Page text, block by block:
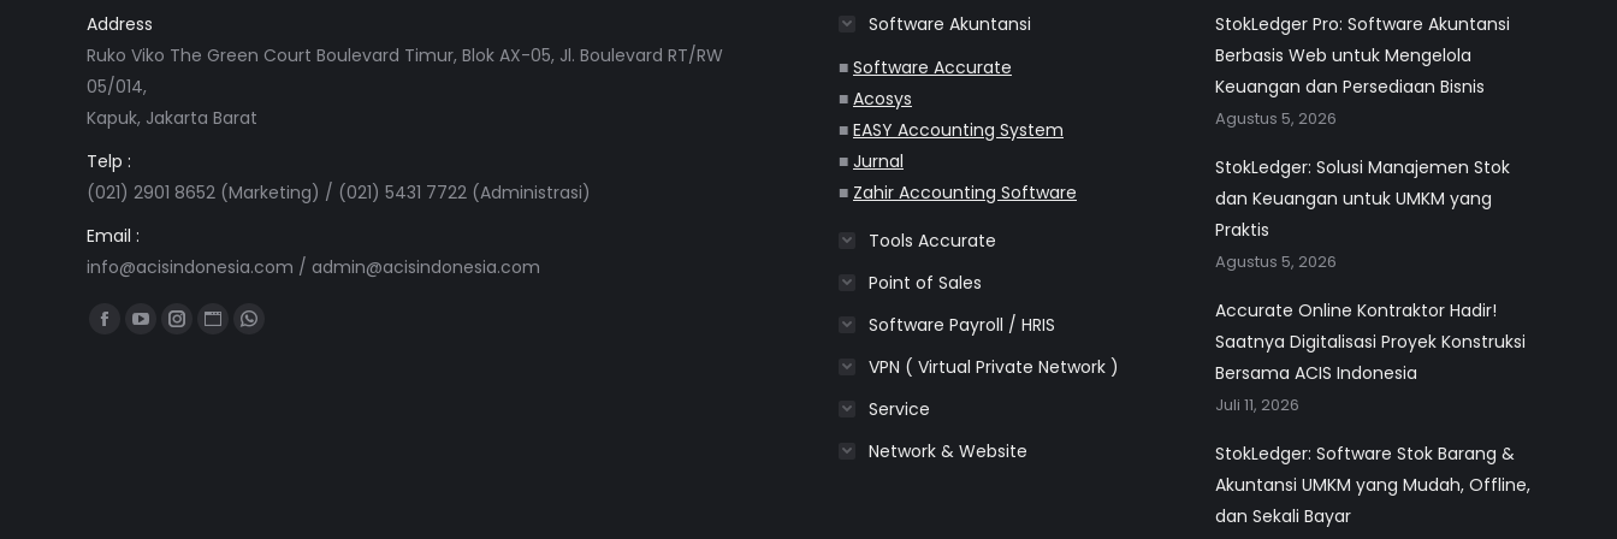
Address
Ruko Viko The Green Court Boulevard Timur, Blok AX-05, Jl. Boulevard RT/RW
05/014,
Kapuk, Jakarta Barat
Telp :
(021) 2901 8652 (Marketing) / (021) 5431 7722 (Administrasi)
Email :
info@acisindonesia.com / admin@acisindonesia.com
Find us on:
FacebookYouTube
Instagram
WebsiteWhatsapp
Software Akuntansi
■ Software Accurate
■ Acosys
■ EASY Accounting System
■ Jurnal
■ Zahir Accounting Software
Tools Accurate
Point of Sales
Software Payroll / HRIS
VPN ( Virtual Private Network )
Service
Network & Website
StokLedger Pro: Software Akuntansi
Berbasis Web untuk Mengelola
Keuangan dan Persediaan Bisnis
Agustus 5, 2026
StokLedger: Solusi Manajemen Stok
dan Keuangan untuk UMKM yang
Praktis
Agustus 5, 2026
Accurate Online Kontraktor Hadir!
Saatnya Digitalisasi Proyek Konstruksi
Bersama ACIS Indonesia
Juli 11, 2026
StokLedger: Software Stok Barang &
Akuntansi UMKM yang Mudah, Offline,
dan Sekali Bayar